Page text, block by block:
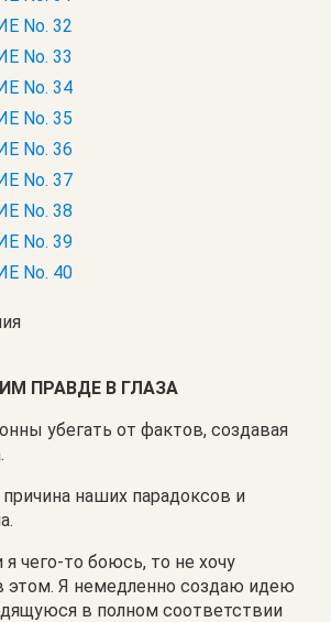
No. 32
No. 33
No. 34
No. 35
No. 36
No. 37
No. 38
No. 39
No. 40
ПРАВДЕ В ГЛАЗА
убегать от фактов, создавая
наших парадоксов и
чего-то боюсь, то не хочу
этом. Я немедленно создаю идею
в полном соответствии